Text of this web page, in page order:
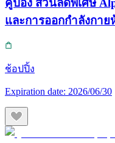
คูปอง ส่วนลดพิเศษ
และการออกกำลังกา
ช้อปปิ้ง
Expiration date: 2026/06/30